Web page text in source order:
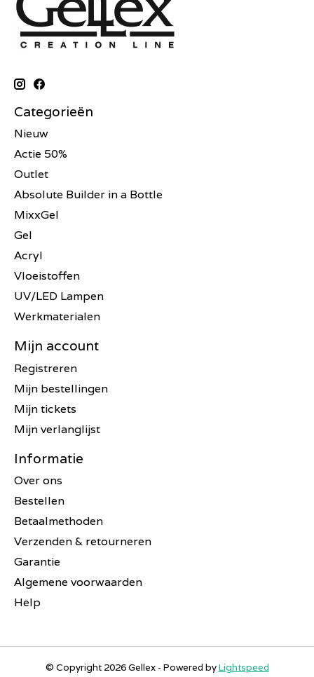
Categorieën
Nieuw
Actie 50%
Outlet
Absolute Builder in a Bottle
MixxGel
Gel
Acryl
Vloeistoffen
UV/LED Lampen
Werkmaterialen
Mijn account
Registreren
Mijn bestellingen
Mijn tickets
Mijn verlanglijst
Informatie
Over ons
Bestellen
Betaalmethoden
Verzenden & retourneren
Garantie
Algemene voorwaarden
Help
© Copyright 2026 Gellex - Powered byLightspeed